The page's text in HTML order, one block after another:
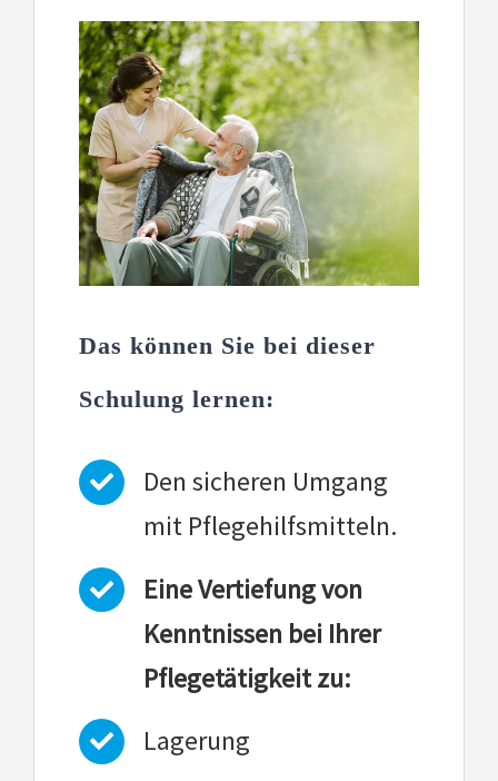
Das können Sie bei dieser
Schulung lernen:
Den sicheren Umgang
mit Pflegehilfsmitteln.
Eine Vertiefung von
Kenntnissen bei Ihrer
Pflegetätigkeit zu:
Lagerung